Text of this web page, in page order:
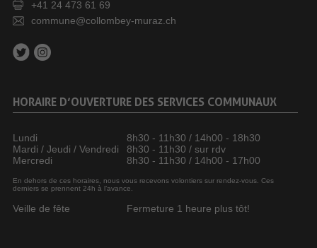
+41 24 473 61 69
commune@collombey-muraz.ch
HORAIRE D’OUVERTURE DES SERVICES COMMUNAUX
Lundi
8h30 - 11h30 / 14h00 - 18h30
Mardi / Jeudi / Vendredi
8h30 - 11h30 / sur rdv
Mercredi
8h30 - 11h30 / 14h00 - 17h00
En dehors de ces horaires, nous vous recevons volontiers sur rendez-vous. Ces
derniers se prennent 24h à l’avance.
Veille de fête Fermeture 1 heure plus tôt!